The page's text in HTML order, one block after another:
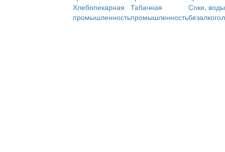
Хлебопекарная
промышленность
Табачная
промышленность
Соки,